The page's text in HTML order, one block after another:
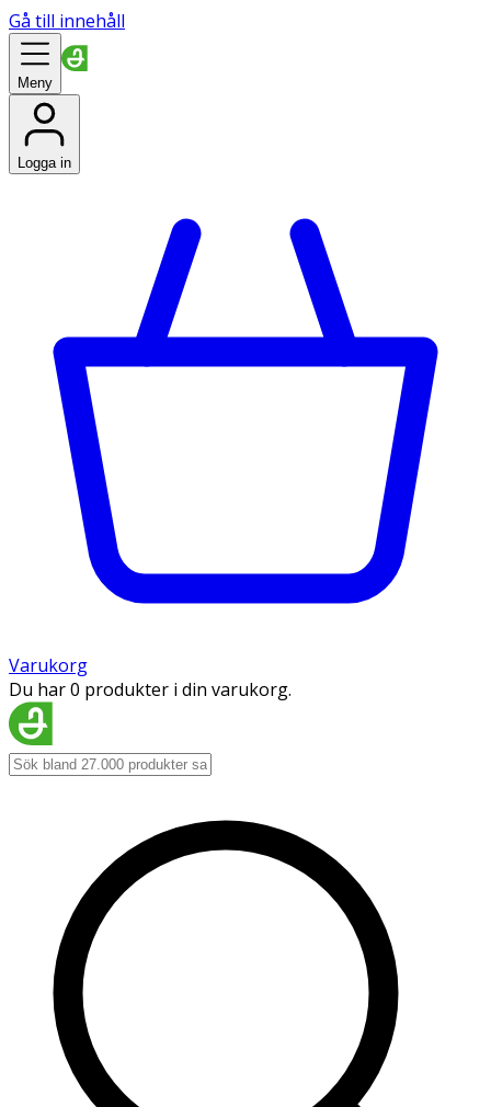
Gå till innehåll
Meny
Logga in
Varukorg
Du har 0 produkter i din varukorg.